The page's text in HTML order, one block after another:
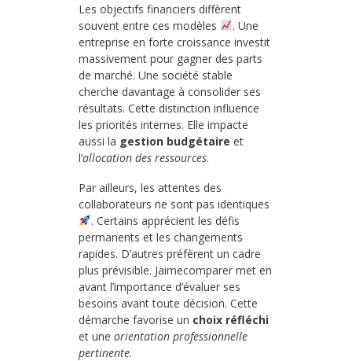
Les objectifs financiers diffèrent
souvent entre ces modèles
. Une
entreprise en forte croissance investit
massivement pour gagner des parts
de marché. Une société stable
cherche davantage à consolider ses
résultats. Cette distinction influence
les priorités internes. Elle impacte
aussi la gestion budgétaire et
l’allocation des ressources.
Par ailleurs, les attentes des
collaborateurs ne sont pas identiques
. Certains apprécient les défis
permanents et les changements
rapides. D’autres préfèrent un cadre
plus prévisible. Jaimecomparer met en
avant l’importance d’évaluer ses
besoins avant toute décision. Cette
démarche favorise un choix réfléchi
et une orientation professionnelle
pertinente.